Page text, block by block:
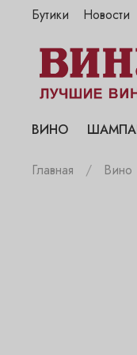
Бутики
"Винум" на
"Винум" на
"Винум" на
"Винум" на
Новости
ВИНО
Главная Вино